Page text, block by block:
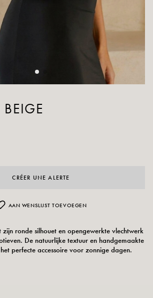
CRÉER UNE ALERTE
AAN WENSLIJST TOEVOEGEN
ronde silhouet en opengewerkte vlechtwerk
De natuurlijke textuur en handgemaakte
perfecte accessoire voor zonnige dagen.